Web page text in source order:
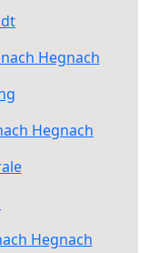
Hegnach
Hegnach
Hegnach